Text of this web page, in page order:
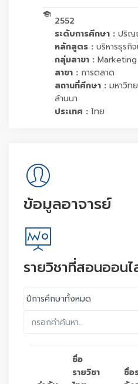
2552
ระดับการศึกษา : ปริญ
หลักสูตร : บริหารธุร
กลุ่มสาขา :
สาขา : การตลาด
สถานที่ศึกษา : มหาวิท
ล้านนา
ประเทศ : ไทย
ข้อมูลอาจารย์
รายวิชาที่สอนออน
ชื่อ
รายวิชา
ชื่อ